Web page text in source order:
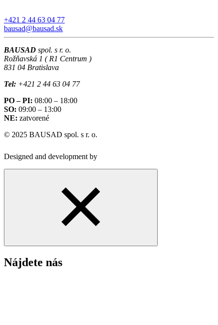
+421 2 44 63 04 77
bausad@bausad.sk
BAUSAD spol. s r. o.
Rožňavská 1 ( R1 Centrum )
831 04 Bratislava
Tel: +421 2 44 63 04 77
PO – PI: 08:00 – 18:00
SO: 09:00 – 13:00
NE: zatvorené
© 2025 BAUSAD spol. s r. o.
Designed and development by
Nájdete nás